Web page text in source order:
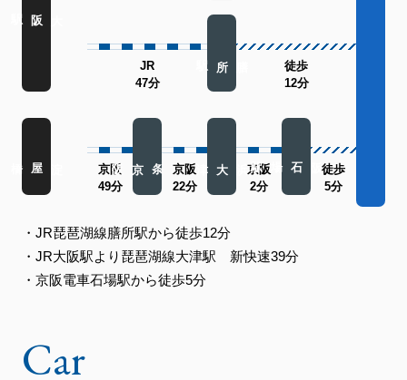
JR
47分
徒歩
12分
京阪
49分
三条京阪
京阪
22分
京阪
2分
京阪石場駅
徒歩
5分
・JR琵琶湖線膳所駅から徒歩12分
・JR大阪駅より琵琶湖線大津駅 新快速39分
・京阪電車石場駅から徒歩5分